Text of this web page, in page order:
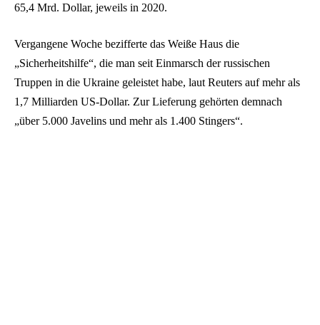
65,4 Mrd. Dollar, jeweils in 2020.
Vergangene Woche bezifferte das Weiße Haus die
„Sicherheitshilfe“, die man seit Einmarsch der russischen
Truppen in die Ukraine geleistet habe, laut Reuters auf mehr als
1,7 Milliarden US-Dollar. Zur Lieferung gehörten demnach
„über 5.000 Javelins und mehr als 1.400 Stingers“.